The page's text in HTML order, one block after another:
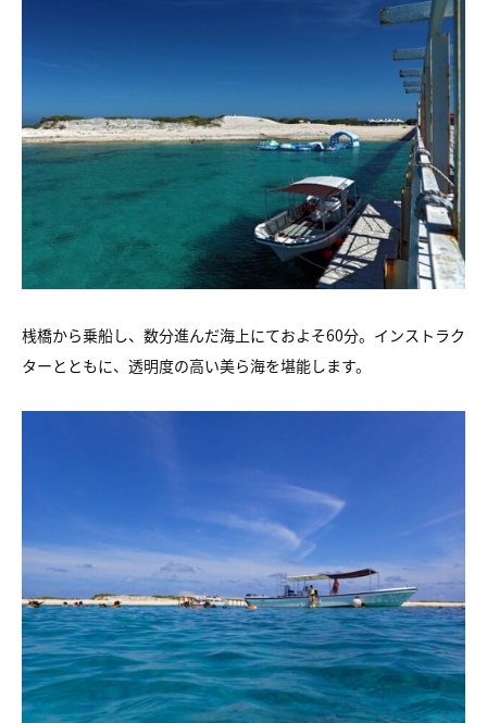
桟橋から乗船し、数分進んだ海上にておよそ60分。インストラク
ターとともに、透明度の高い美ら海を堪能します。